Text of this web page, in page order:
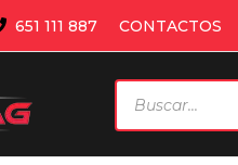
651 111 887 CONTACTOS
de
productos